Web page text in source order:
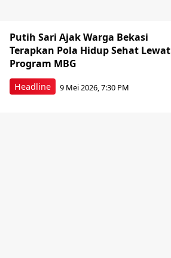
Headline
Putih Sari Ajak Warga Bekasi
Terapkan Pola Hidup Sehat Lewat
Program MBG
9 Mei 2026, 7:30 PM